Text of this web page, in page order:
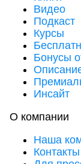
Видео
Подкаст
Курсы
Бонусы
Инсайт
О компании
Наша
Контакты